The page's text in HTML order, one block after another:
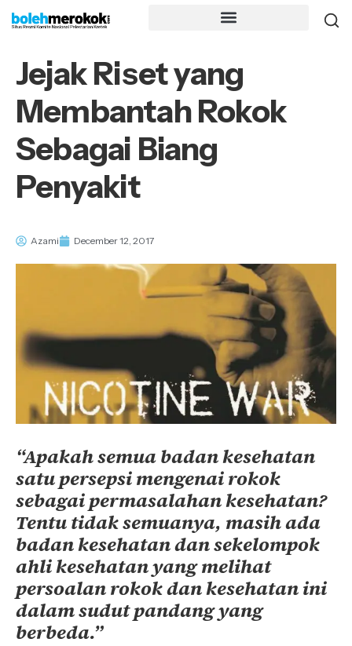
Jejak Riset yang
Membantah Rokok
Sebagai Biang
Penyakit
Azami December 12, 2017
“Apakah semua badan kesehatan
satu persepsi mengenai rokok
sebagai permasalahan kesehatan?
Tentu tidak semuanya, masih ada
badan kesehatan dan sekelompok
ahli kesehatan yang melihat
persoalan rokok dan kesehatan ini
dalam sudut pandang yang
berbeda.”